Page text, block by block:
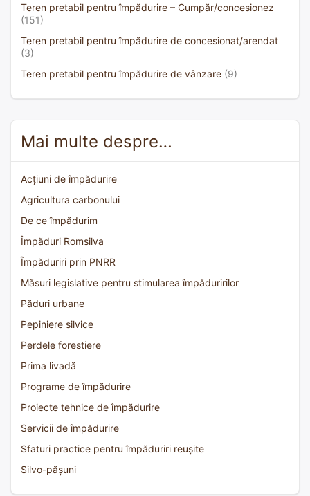
Teren pretabil pentru împădurire – Cumpăr/concesionez
(151)
Teren pretabil pentru împădurire de concesionat/arendat
(3)
Teren pretabil pentru împădurire de vânzare (9)
Mai multe despre…
Acțiuni de împădurire
Agricultura carbonului
De ce împădurim
Împăduri Romsilva
Împăduriri prin PNRR
Măsuri legislative pentru stimularea împăduririlor
Păduri urbane
Pepiniere silvice
Perdele forestiere
Prima livadă
Programe de împădurire
Proiecte tehnice de împădurire
Servicii de împădurire
Sfaturi practice pentru împăduriri reușite
Silvo-pășuni